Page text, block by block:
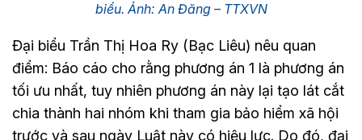
biểu. Ảnh: An Đăng – TTXVN
Đại biểu Trần Thị Hoa Ry (Bạc Liêu) nêu quan
điểm: Báo cáo cho rằng phương án 1 là phương án
tối ưu nhất, tuy nhiên phương án này lại tạo lát cắt
chia thành hai nhóm khi tham gia bảo hiểm xã hội
trước và sau ngày Luật này có hiệu lực. Do đó, đại